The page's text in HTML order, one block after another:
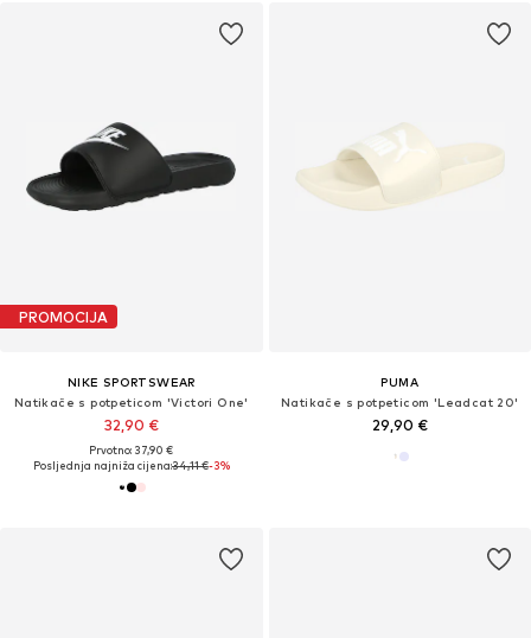
PROMOCIJA
NIKE SPORTSWEAR
Natikače s potpeticom 'Victori One'
32,90 €
Prvotno: 37,90 €
Posljednja najniža cijena:34,11 €-3%
PUMA
Natikače s potpeticom 'Leadcat 20'
29,90 €